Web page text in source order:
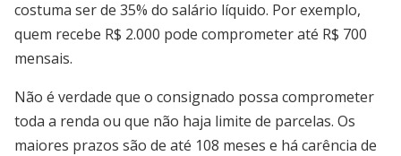
costuma ser de 35% do salário líquido. Por exemplo,
quem recebe R$ 2.000 pode comprometer até R$ 700
mensais.
Não é verdade que o consignado possa comprometer
toda a renda ou que não haja limite de parcelas. Os
maiores prazos são de até 108 meses e há carência de